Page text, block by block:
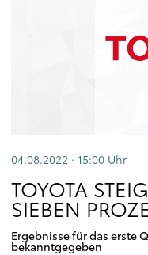
04.08.2022 · 15:00 Uhr
TOYOTA
SIEBEN
Ergebnisse für das erste
bekanntgegeben